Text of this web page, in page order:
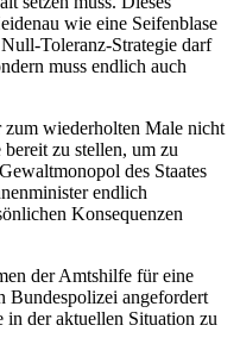
wie eine Seifenblase
Toleranz-Strategie darf
muss endlich auch
zum wiederholten Male nicht
zu stellen, um zu
des Staates
endlich
Konsequenzen
der Amtshilfe für eine
Bundespolizei angefordert
in der aktuellen Situation zu